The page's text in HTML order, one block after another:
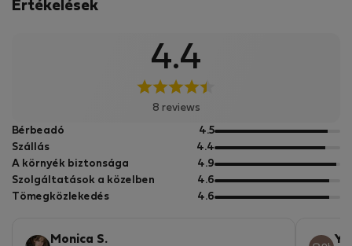
we decided to take the renting to the next level and
hesitate to contact me in case of any questions about the
house, neighbourhood or Prague which I know quite well.
Értékelések
4.4
8 reviews
Bérbeadó 4.55
pontból
Szállás 4.45
pontból
A környék biztonsága 4.95
pontból
Szolgáltatások a közelben 4.65
pontból
Tömegközlekedés 4.65
Monica S.